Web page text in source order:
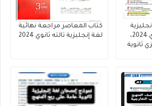
للصف الثالث الثانوي 2024،
ثانوية
كتاب المعاصر مراجعة نهائية
لغة إنجليزية تالته ثانوي 2024